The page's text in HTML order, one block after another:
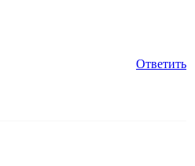
Ответить